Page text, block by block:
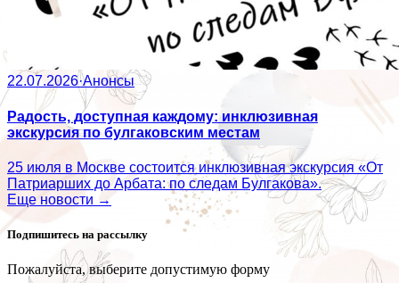
22.07.2026·Анонсы
Радость, доступная каждому: инклюзивная
экскурсия по булгаковским местам
25 июля в Москве состоится инклюзивная экскурсия «От
Патриарших до Арбата: по следам Булгакова».
Еще новости →
Подпишитесь на рассылку
Пожалуйста, выберите допустимую форму